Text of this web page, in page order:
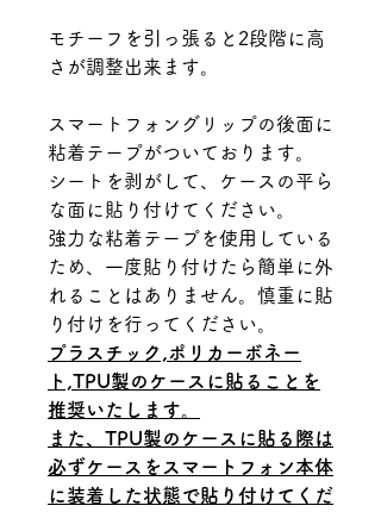
モチーフを引っ張ると2段階に高
さが調整出来ます。
スマートフォングリップの後面に
粘着テープがついております。
シートを剥がして、ケースの平ら
な面に貼り付けてください。
強力な粘着テープを使用している
ため、一度貼り付けたら簡単に外
れることはありません。慎重に貼
り付けを行ってください。
プラスチック,ポリカーボネー
ト,TPU製のケースに貼ることを
推奨いたします。
また、TPU製のケースに貼る際は
必ずケースをスマートフォン本体
に装着した状態で貼り付けてくだ